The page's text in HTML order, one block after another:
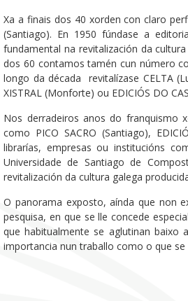
Xa a finais dos 40 xorden con claro
(Santiago). En 1950 fúndase a
fundamental na revitalización da
dos 60 contamos tamén cun número
longo da década revitalízase CELTA
XISTRAL (Monforte) ou EDICIÓS DO
Nos derradeiros anos do franquismo
como PICO SACRO (Santiago),
librarías, empresas ou institucións
Universidade de Santiago de
revitalización da cultura galega
O panorama exposto, aínda que non
pesquisa, en que se lle concede
que habitualmente se aglutinan baixo
importancia nun traballo como o que